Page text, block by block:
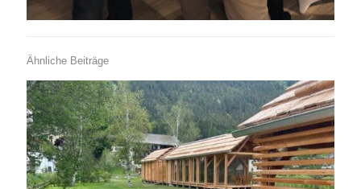
Ähnliche Beiträge